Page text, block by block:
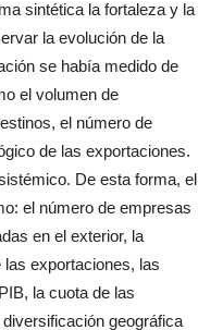
sintética la fortaleza y la
la evolución de la
se había medido de
el volumen de
el número de
de las exportaciones.
De esta forma, el
el número de empresas
en el exterior, la
exportaciones, las
la cuota de las
geográfica